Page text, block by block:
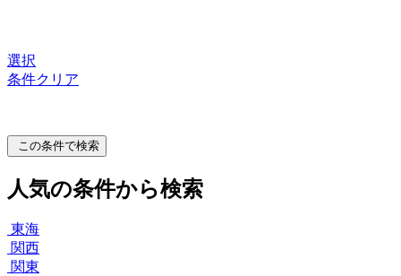
選択
条件クリア
この条件で検索
人気の条件から検索
東海
関西
関東